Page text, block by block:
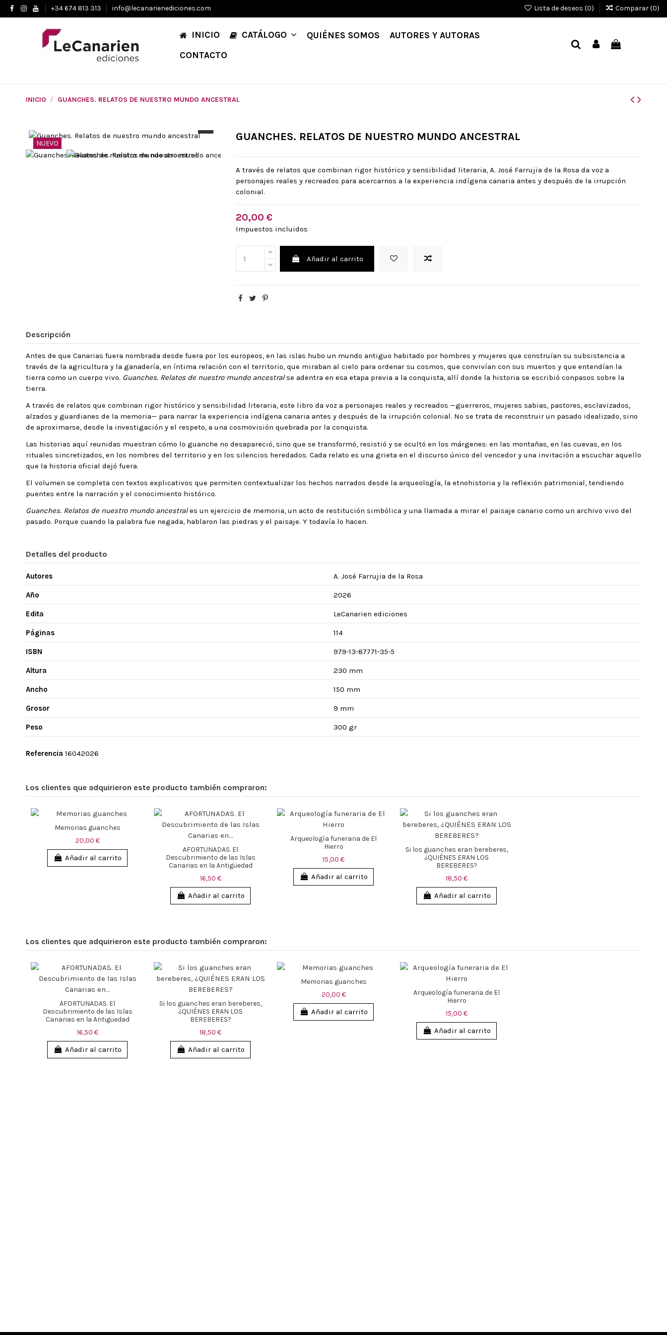
+34 674 813 313 info@lecanarienediciones.com Lista de deseos (0) Comparar (0)
INICIO CATÁLOGO QUIÉNES SOMOS
AUTORES Y AUTORAS
CONTACTO
INICIO GUANCHES. RELATOS DE NUESTRO MUNDO ANCESTRAL
NUEVO
GUANCHES. RELATOS DE NUESTRO MUNDO ANCESTRAL
A través de relatos que combinan rigor histórico y sensibilidad literaria, A. José Farrujia de la Rosa da voz a
personajes reales y recreados para acercarnos a la experiencia indígena canaria antes y después de la irrupción
colonial.
20,00 €
Impuestos incluidos
Añadir al carrito
Descripción
Antes de que Canarias fuera nombrada desde fuera por los europeos, en las islas hubo un mundo antiguo habitado por hombres y mujeres que construían su subsistencia a
través de la agricultura y la ganadería, en íntima relación con el territorio, que miraban al cielo para ordenar su cosmos, que convivían con sus muertos y que entendían la
tierra como un cuerpo vivo. Guanches. Relatos de nuestro mundo ancestralse adentra en esa etapa previa a la conquista, allí donde la historia se escribió conpasos sobre la
tierra.
A través de relatos que combinan rigor histórico y sensibilidad literaria, este libro da voz a personajes reales y recreados —guerreros, mujeres sabias, pastores, esclavizados,
alzados y guardianes de la memoria— para narrar la experiencia indígena canaria antes y después de la irrupción colonial. No se trata de reconstruir un pasado idealizado, sino
de aproximarse, desde la investigación y el respeto, a una cosmovisión quebrada por la conquista.
Las historias aquí reunidas muestran cómo lo guanche no desapareció, sino que se transformó, resistió y se ocultó en los márgenes: en las montañas, en las cuevas, en los
rituales sincretizados, en los nombres del territorio y en los silencios heredados. Cada relato es una grieta en el discurso único del vencedor y una invitación a escuchar aquello
que la historia oficial dejó fuera.
El volumen se completa con textos explicativos que permiten contextualizar los hechos narrados desde la arqueología, la etnohistoria y la reflexión patrimonial, tendiendo
puentes entre la narración y el conocimiento histórico.
Guanches. Relatos de nuestro mundo ancestrales un ejercicio de memoria, un acto de restitución simbólica y una llamada a mirar el paisaje canario como un archivo vivo del
pasado. Porque cuando la palabra fue negada, hablaron las piedras y el paisaje. Y todavía lo hacen.
Detalles del producto
Autores A. José Farrujia de la Rosa
Año 2026
Edita LeCanarien ediciones
Páginas 114
ISBN 979-13-87771-35-5
Altura 230 mm
Ancho 150 mm
Grosor 9 mm
Peso 300 gr
Referencia 16042026
Los clientes que adquirieron este producto también compraron:
Memorias guanches
20,00 €
Añadir al carrito
AFORTUNADAS. El
Descubrimiento de las Islas
Canarias en la Antigüedad
16,50 €
Añadir al carrito
Arqueología funeraria de El
Hierro
15,00 €
Añadir al carrito
Si los guanches eran bereberes,
¿QUIÉNES ERAN LOS
BEREBERES?
18,50 €
Añadir al carrito
Los clientes que adquirieron este producto también compraron:
AFORTUNADAS. El
Descubrimiento de las Islas
Canarias en la Antigüedad
16,50 €
Añadir al carrito
Si los guanches eran bereberes,
¿QUIÉNES ERAN LOS
BEREBERES?
18,50 €
Añadir al carrito
Memorias guanches
20,00 €
Añadir al carrito
Arqueología funeraria de El
Hierro
15,00 €
Añadir al carrito